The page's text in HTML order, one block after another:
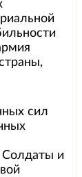
сил
Солдаты и